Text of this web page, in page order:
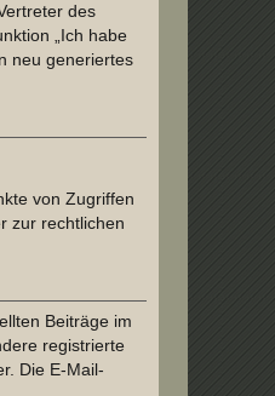
des
„Ich habe
neu generiertes
von Zugriffen
zur rechtlichen
Beiträge im
registrierte
Die E-Mail-